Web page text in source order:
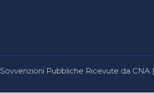
Sovvenzioni Pubbliche Ricevute da CNA |